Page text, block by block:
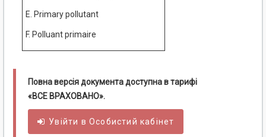
E. Primary pollutant
F. Polluant primaire
Повна версія документа доступна в тарифі
«ВСЕ ВРАХОВАНО».
Увійти вОсобистий кабінет